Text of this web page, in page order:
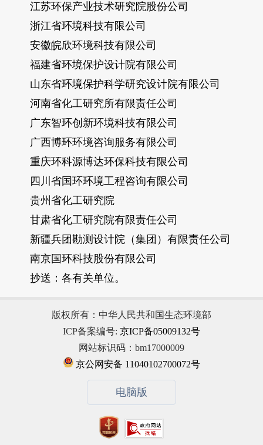
江苏环保产业技术研究院股份公司
浙江省环境科技有限公司
安徽皖欣环境科技有限公司
福建省环境保护设计院有限公司
山东省环境保护科学研究设计院有限公司
河南省化工研究所有限责任公司
广东智环创新环境科技有限公司
广西博环环境咨询服务有限公司
重庆环科源博达环保科技有限公司
四川省国环环境工程咨询有限公司
贵州省化工研究院
甘肃省化工研究院有限责任公司
新疆兵团勘测设计院（集团）有限责任公司
南京国环科技股份有限公司
抄送：各有关单位。
版权所有：中华人民共和国生态环境部
ICP备案编号: 京ICP备05009132号
网站标识码：bm17000009
京公网安备 11040102700072号
电脑版